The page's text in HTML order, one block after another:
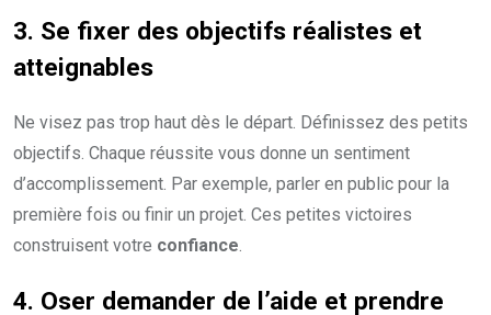
3. Se fixer des objectifs réalistes et
atteignables
Ne visez pas trop haut dès le départ. Définissez des petits
objectifs. Chaque réussite vous donne un sentiment
d’accomplissement. Par exemple, parler en public pour la
première fois ou finir un projet. Ces petites victoires
construisent votre confiance.
4. Oser demander de l’aide et prendre